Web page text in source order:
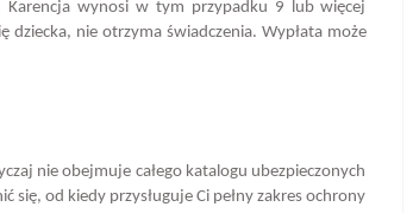
Karencja wynosi w tym przypadku 9 lub więcej
dziecka, nie otrzyma świadczenia. Wypłata może
nie obejmuje całego katalogu ubezpieczonych
się, od kiedy przysługuje Ci pełny zakres ochrony